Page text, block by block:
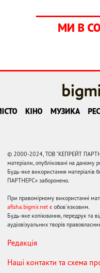
МИ В
КІНО МУЗИКА
© 2000-2024, ТОВ "КЕПРЕЙТ
матеріали, опубліковані на
Будь-яке використання
ПАРТНЕРС» заборонено.
При правомірному використанні
afisha.bigmir.net є обов'язковим.
Будь-яке копіювання, передрук та
аудіовізуальних творів
Редакція
Наші контакти та схема